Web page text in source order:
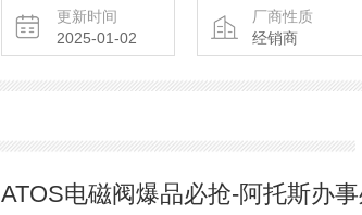
更新时间
2025-01-02
厂商性质
经销商
ATOS电磁阀爆品必抢-阿托斯办事